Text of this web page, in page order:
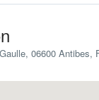
o tiene alergias.
u otras
Póngase en
06600 Antibes,